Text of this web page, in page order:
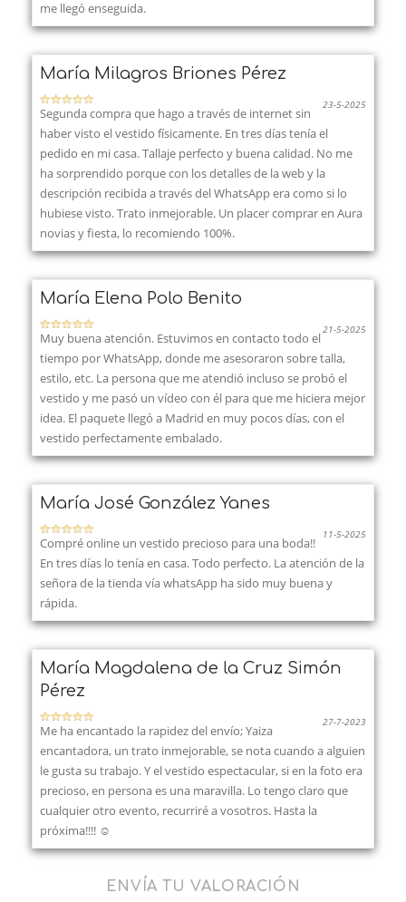
me llegó enseguida.
María Milagros Briones Pérez
23-5-2025
Segunda compra que hago a través de internet sin
haber visto el vestido físicamente. En tres días tenía el
pedido en mi casa. Tallaje perfecto y buena calidad. No me
ha sorprendido porque con los detalles de la web y la
descripción recibida a través del WhatsApp era como si lo
hubiese visto. Trato inmejorable. Un placer comprar en Aura
novias y fiesta, lo recomiendo 100%.
María Elena Polo Benito
21-5-2025
Muy buena atención. Estuvimos en contacto todo el
tiempo por WhatsApp, donde me asesoraron sobre talla,
estilo, etc. La persona que me atendió incluso se probó el
vestido y me pasó un vídeo con él para que me hiciera mejor
idea. El paquete llegó a Madrid en muy pocos días, con el
vestido perfectamente embalado.
María José González Yanes
11-5-2025
Compré online un vestido precioso para una boda!!
En tres días lo tenía en casa. Todo perfecto. La atención de la
señora de la tienda vía whatsApp ha sido muy buena y
rápida.
María Magdalena de la Cruz Simón
Pérez
27-7-2023
Me ha encantado la rapidez del envío; Yaiza
encantadora, un trato inmejorable, se nota cuando a alguien
le gusta su trabajo. Y el vestido espectacular, si en la foto era
precioso, en persona es una maravilla. Lo tengo claro que
cualquier otro evento, recurriré a vosotros. Hasta la
próxima!!!! ☺️
ENVÍA TU VALORACIÓN